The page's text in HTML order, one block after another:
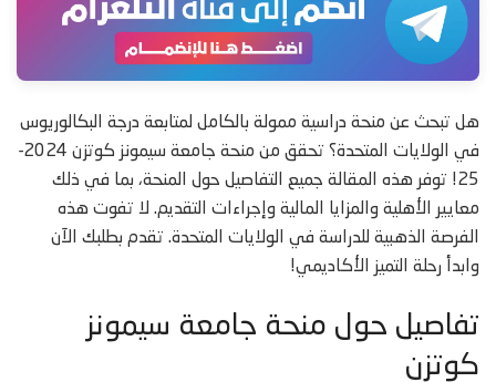
هل تبحث عن منحة دراسية ممولة بالكامل لمتابعة درجة البكالوريوس
في الولايات المتحدة؟ تحقق من منحة جامعة سيمونز كوتزن 2024-
25! توفر هذه المقالة جميع التفاصيل حول المنحة، بما في ذلك
معايير الأهلية والمزايا المالية وإجراءات التقديم. لا تفوت هذه
الفرصة الذهبية للدراسة في الولايات المتحدة. تقدم بطلبك الآن
وابدأ رحلة التميز الأكاديمي!
تفاصيل حول منحة جامعة سيمونز
كوتزن